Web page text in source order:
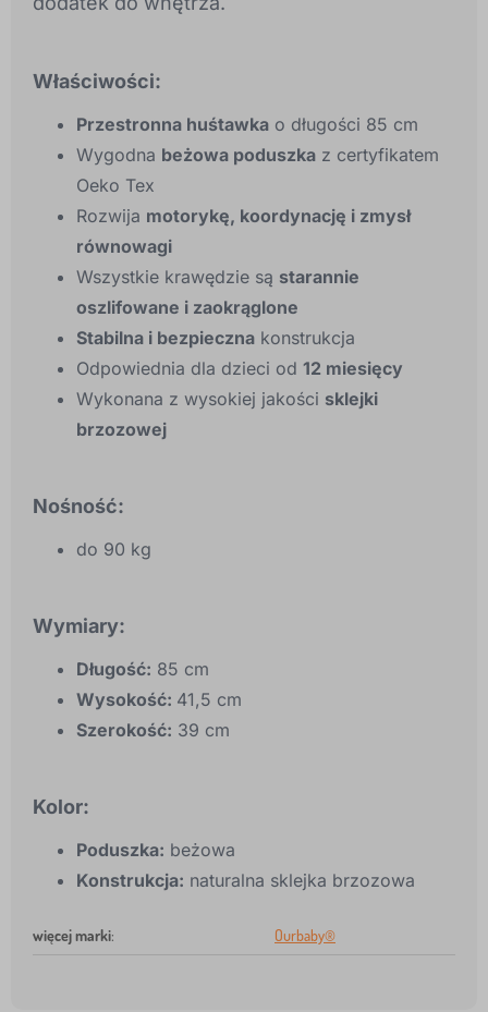
Właściwości:
Przestronna huśtawka o długości 85 cm
Wygodna beżowa poduszka z certyfikatem
Oeko Tex
Rozwija motorykę, koordynację i zmysł
równowagi
Wszystkie krawędzie są starannie
oszlifowane i zaokrąglone
Stabilna i bezpieczna konstrukcja
Odpowiednia dla dzieci od 12 miesięcy
Wykonana z wysokiej jakości sklejki
brzozowej
Nośność:
do 90 kg
Wymiary:
Długość: 85 cm
Wysokość: 41,5 cm
Szerokość: 39 cm
Kolor:
Poduszka: beżowa
Konstrukcja: naturalna sklejka brzozowa
więcej marki: Ourbaby®